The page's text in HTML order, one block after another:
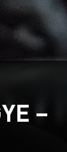
–